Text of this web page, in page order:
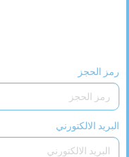
رمز الحجز
البريد الالكتورني